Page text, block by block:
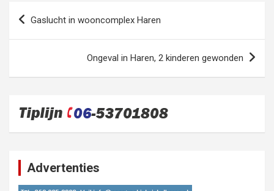
Bericht
Gaslucht in wooncomplex Haren
Ongeval in Haren, 2 kinderen gewonden
Advertenties